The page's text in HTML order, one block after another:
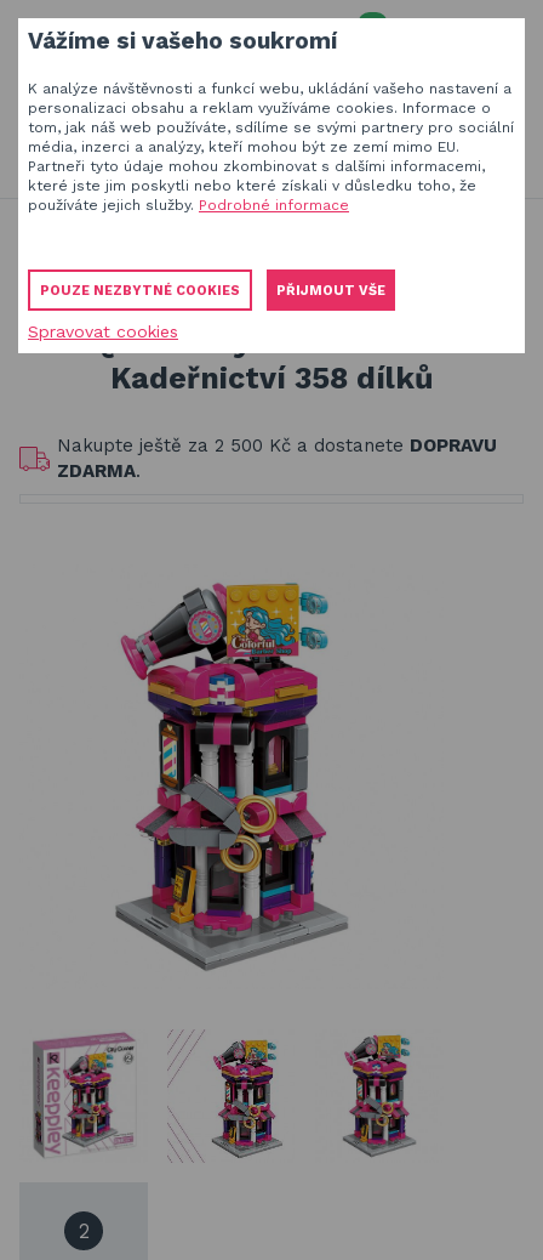
Váš e-mail
Vaše heslo
PŘIHLÁSIT
Registrovat
0
+420777 230 065
PO-PÁ 8-18 hod
Slunečníky a stínící technika
Dřevěné hračky pro děti
Stavebnice Qman pro děti
Venkovní hry a hračky pro děti
Holandský billiard (shuffleboard)
Gumové podlahy (dlaždice)
REALIZACE V ČR
BLOG
KONTAKT
HLEDAT
Stavebnice Qman pro holky od 6 let
Qman City Corner C0111 Kadeřnictví 358 dílků
Qman City Corner C0111
Kadeřnictví 358 dílků
Nakupte ještě za 2 500 Kč a dostanete DOPRAVU
ZDARMA.
2
Vážíme si vašeho soukromí
K analýze návštěvnosti a funkcí webu, ukládání vašeho nastavení a
personalizaci obsahu a reklam využíváme cookies. Informace o
tom, jak náš web používáte, sdílíme se svými partnery pro sociální
média, inzerci a analýzy, kteří mohou být ze zemí mimo EU.
Partneři tyto údaje mohou zkombinovat s dalšími informacemi,
které jste jim poskytli nebo které získali v důsledku toho, že
používáte jejich služby. Podrobné informace
POUZE NEZBYTNÉ COOKIES PŘIJMOUT VŠE
Spravovat cookies